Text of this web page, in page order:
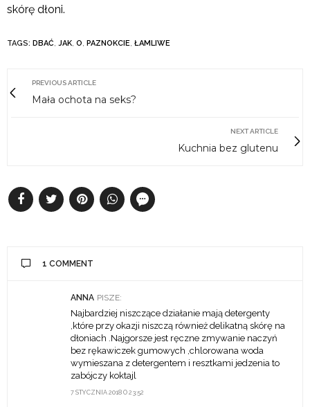
skórę dłoni.
TAGS: DBAĆ JAK O PAZNOKCIE ŁAMLIWE
PREVIOUS ARTICLE
Mała ochota na seks?
NEXT ARTICLE
Kuchnia bez glutenu
1 COMMENT
ANNA PISZE:
7 STYCZNIA 2018 O 23:52
Najbardziej niszczące działanie mają detergenty
,które przy okazji niszczą również delikatną skórę na
dłoniach .Najgorsze jest ręczne zmywanie naczyń
bez rękawiczek gumowych ,chlorowana woda
wymieszana z detergentem i resztkami jedzenia to
zabójczy koktajl